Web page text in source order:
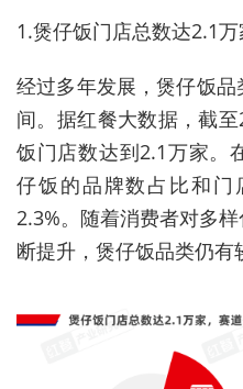
1.煲仔饭门店总数达2.1
经过多年发展，煲仔饭
间。据红餐大数据，截
饭门店数达到2.1万家。
仔饭的品牌数占比和门
2.3%。随着消费者对多
断提升，煲仔饭品类仍有